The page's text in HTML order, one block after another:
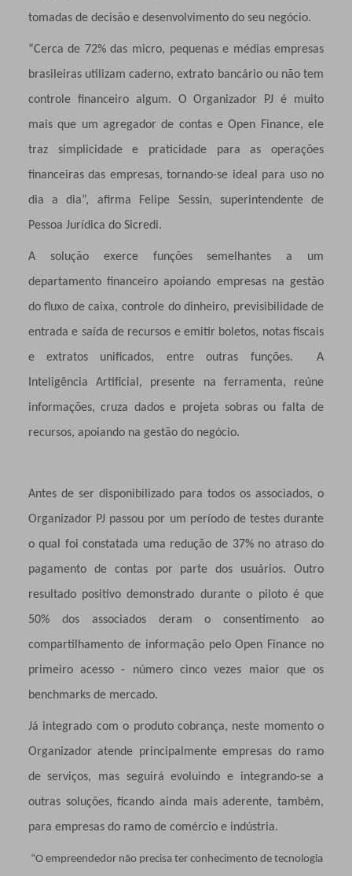
tomadas de decisão e desenvolvimento do seu negócio.
“Cerca de 72% das micro, pequenas e médias empresas
brasileiras utilizam caderno, extrato bancário ou não tem
controle financeiro algum. O Organizador PJ é muito
mais que um agregador de contas e Open Finance, ele
traz simplicidade e praticidade para as operações
financeiras das empresas, tornando-se ideal para uso no
dia a dia”, afirma Felipe Sessin, superintendente de
Pessoa Jurídica do Sicredi.
A solução exerce funções semelhantes a um
departamento financeiro apoiando empresas na gestão
do fluxo de caixa, controle do dinheiro, previsibilidade de
entrada e saída de recursos e emitir boletos, notas fiscais
e extratos unificados, entre outras funções. A
Inteligência Artificial, presente na ferramenta, reúne
informações, cruza dados e projeta sobras ou falta de
recursos, apoiando na gestão do negócio.
Antes de ser disponibilizado para todos os associados, o
Organizador PJ passou por um período de testes durante
o qual foi constatada uma redução de 37% no atraso do
pagamento de contas por parte dos usuários. Outro
resultado positivo demonstrado durante o piloto é que
50% dos associados deram o consentimento ao
compartilhamento de informação pelo Open Finance no
primeiro acesso - número cinco vezes maior que os
benchmarks de mercado.
Já integrado com o produto cobrança, neste momento o
Organizador atende principalmente empresas do ramo
de serviços, mas seguirá evoluindo e integrando-se a
outras soluções, ficando ainda mais aderente, também,
para empresas do ramo de comércio e indústria.
“O empreendedor não precisa ter conhecimento de tecnologia